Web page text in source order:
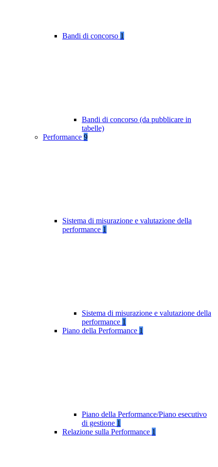
Bandi di concorso 1
Bandi di concorso (da pubblicare in
tabelle)
Performance 9
Sistema di misurazione e valutazione della
performance 1
Sistema di misurazione e valutazione della
performance 1
Piano della Performance 1
Piano della Performance/Piano esecutivo
di gestione 1
Relazione sulla Performance 1